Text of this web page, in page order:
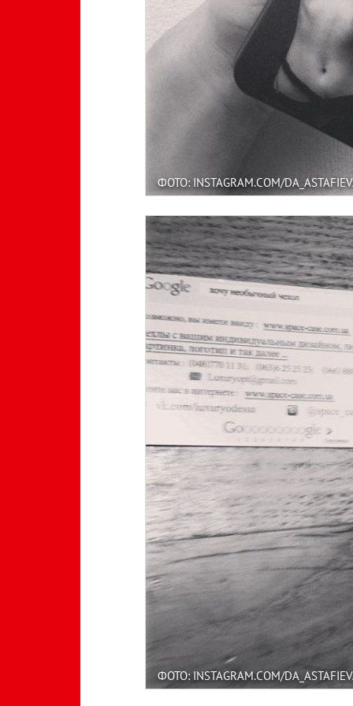
ФОТО: INSTAGRAM.COM/
ФОТО: INSTAGRAM.COM/